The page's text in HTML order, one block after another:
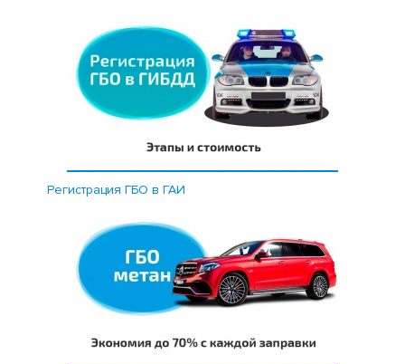
Регистрация ГБО в ГАИ